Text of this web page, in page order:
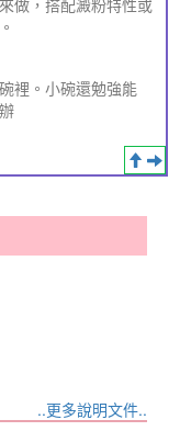
裡。小碗還勉強能
..更多說明文件..